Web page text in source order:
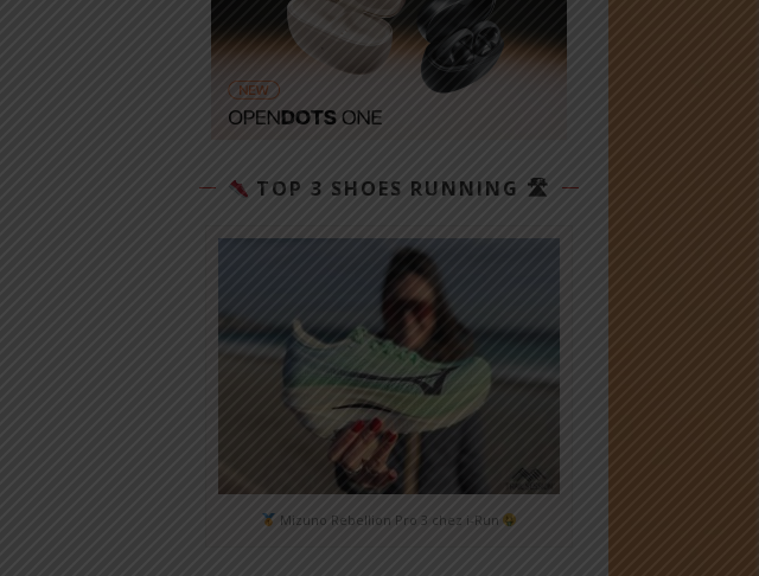
TOP 3 SHOES RUNNING 🛣
Mizuno Rebellion Pro 3 chez i-Run